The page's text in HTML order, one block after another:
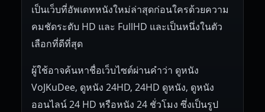
เป็นเว็บที่อัพเดทหนังใหม่ล่าสุดก่อนใครด้วยความ
คมชัดระดับ HD และ FullHD และเป็นหนึ่งในตัว
เลือกที่ดีที่สุด
ผู้ใช้อาจค้นหาชื่อเว็บไซต์ผ่านคำว่า ดูหนัง
VoJKuDee, ดูหนัง 24HD, 24HD ดูหนัง, ดูหนัง
ออนไลน์ 24 HD หรือหนัง 24 ชั่วโมง ซึ่งเป็นรูป